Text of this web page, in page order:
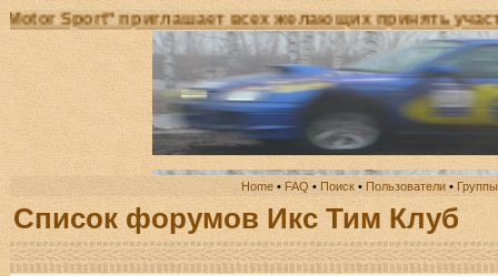
приглашает всех желающих принять участие в
Home • FAQ • Поиск • Пользователи • Группы
Список форумов Икс Тим Клуб